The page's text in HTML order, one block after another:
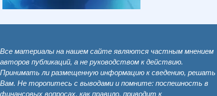
Все материалы на нашем сайте являются частным мнением
авторов публикаций, а не руководством к действию.
Принимать ли размещенную информацию к сведению, решать
Вам. Не торопитесь с выводами и помните: поспешность в
финансовых вопросах, как правило, приводит к